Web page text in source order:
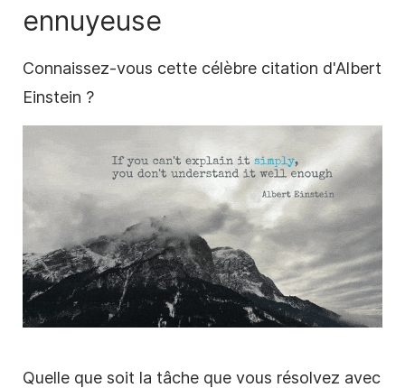
ennuyeuse
Connaissez-vous cette célèbre citation d'Albert
Einstein ?
Quelle que soit la tâche que vous résolvez avec